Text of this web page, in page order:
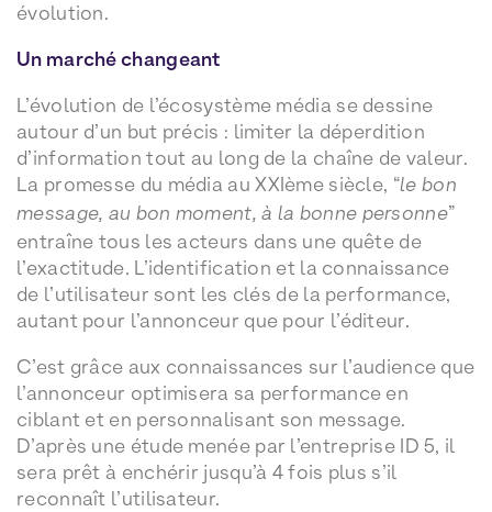
évolution.
Un marché changeant
L’évolution de l’écosystème média se dessine
autour d’un but précis : limiter la déperdition
d’information tout au long de la chaîne de valeur.
La promesse du média au XXIème siècle, “le bon
message, au bon moment, à la bonne personne”
entraîne tous les acteurs dans une quête de
l’exactitude. L’identification et la connaissance
de l’utilisateur sont les clés de la performance,
autant pour l’annonceur que pour l’éditeur.
C’est grâce aux connaissances sur l’audience que
l’annonceur optimisera sa performance en
ciblant et en personnalisant son message.
D’après une étude menée par l’entreprise ID 5, il
sera prêt à enchérir jusqu’à 4 fois plus s’il
reconnaît l’utilisateur.